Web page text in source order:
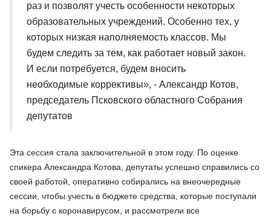
раз и позволят учесть особенности некоторых
образовательных учреждений. Особенно тех, у
которых низкая наполняемость классов. Мы
будем следить за тем, как работает новый закон.
И если потребуется, будем вносить
необходимые коррективы», - Александр Котов,
председатель Псковского областного Собрания
депутатов
Эта сессия стала заключительной в этом году. По оценке
спикера Александра Котова, депутаты успешно справились со
своей работой, оперативно собирались на внеочередные
сессии, чтобы учесть в бюджете средства, которые поступали
на борьбу с коронавирусом, и рассмотрели все